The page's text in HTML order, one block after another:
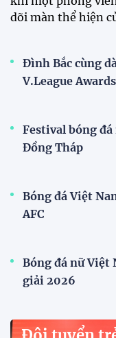
Nam
Đình Bắc cùng
V.League
Đội tuyển
hình mạnh nhất